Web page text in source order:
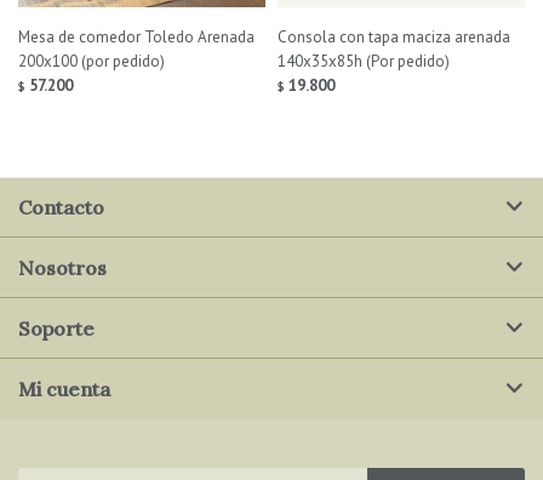
Mesa de comedor Toledo Arenada
200x100 (por pedido)
$ 57.200
Consola con tapa maciza arenada
140x35x85h (Por pedido)
$ 19.800
Contacto
Nosotros
Soporte
Mi cuenta